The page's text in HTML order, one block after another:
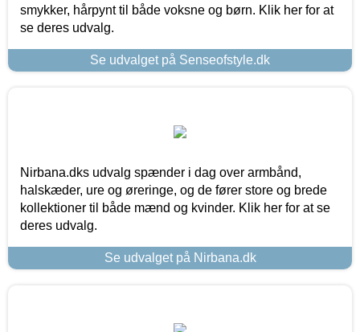
smykker, hårpynt til både voksne og børn. Klik her for at
se deres udvalg.
Se udvalget på Senseofstyle.dk
Nirbana.dks udvalg spænder i dag over armbånd,
halskæder, ure og øreringe, og de fører store og brede
kollektioner til både mænd og kvinder. Klik her for at se
deres udvalg.
Se udvalget på Nirbana.dk